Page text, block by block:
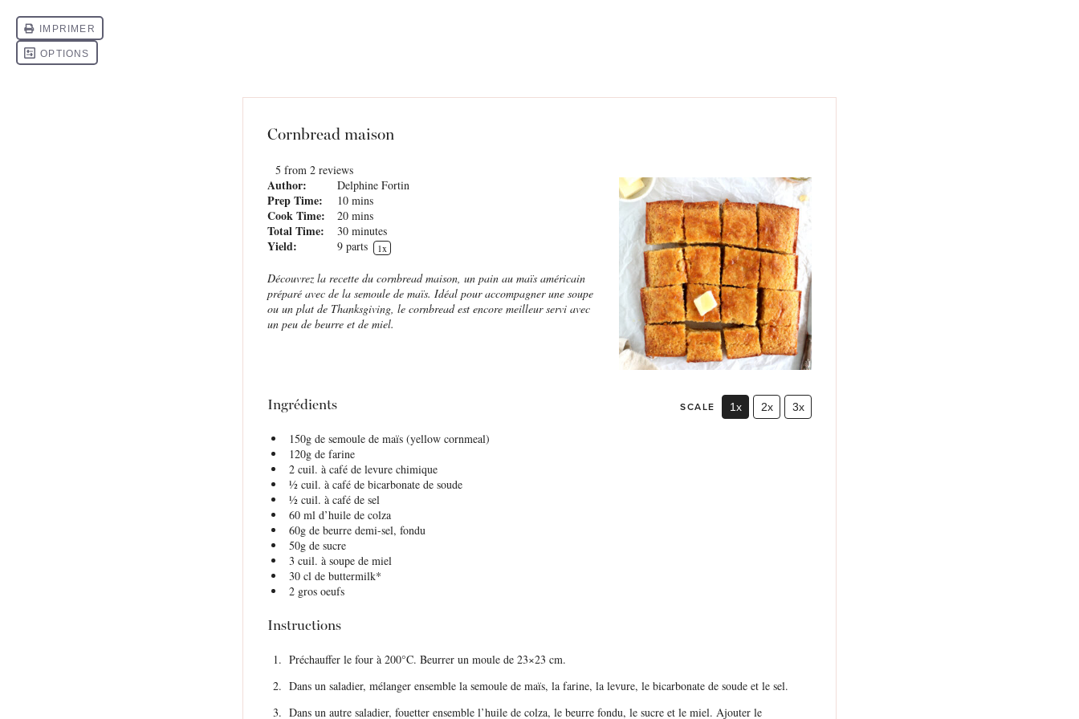
Cornbread maison
5 from 2 reviews
Author: Delphine Fortin
Prep Time: 10 mins
Cook Time: 20 mins
Total Time: 30 minutes
Yield: 9 parts 1x
Découvrez la recette du cornbread maison, un pain au maïs américain
préparé avec de la semoule de maïs. Idéal pour accompagner une soupe
ou un plat de Thanksgiving, le cornbread est encore meilleur servi avec
un peu de beurre et de miel.
Ingrédients SCALE 1x 2x 3x
150gde semoule de maïs (yellow cornmeal)
120gde farine
2cuil. à café de levure chimique
½cuil. à café de bicarbonate de soude
½cuil. à café de sel
60ml d’huile de colza
60gde beurre demi-sel, fondu
50gde sucre
3 cuil. à soupe de miel
30cl de buttermilk*
2gros oeufs
Instructions
Préchauffer le four à 200°C. Beurrer un moule de 23×23 cm.
Dans un saladier, mélanger ensemble la semoule de maïs, la farine, la levure, le bicarbonate de soude et le sel.
Dans un autre saladier, fouetter ensemble l’huile de colza, le beurre fondu, le sucre et le miel. Ajouter le